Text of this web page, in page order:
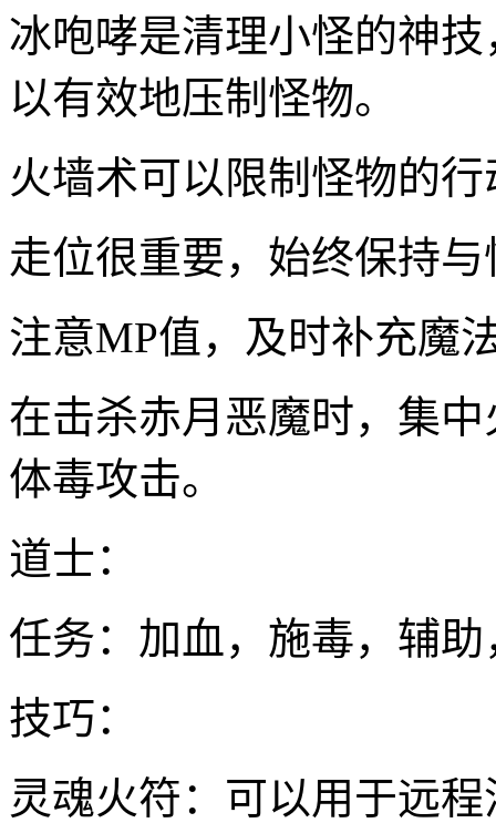
冰咆哮是清理小怪的神
以有效地压制怪物。
火墙术可以限制怪物的
走位很重要，始终保持
注意MP值，及时补充魔
在击杀赤月恶魔时，集
体毒攻击。
道士：
任务：加血，施毒，辅
技巧：
灵魂火符：可以用于远